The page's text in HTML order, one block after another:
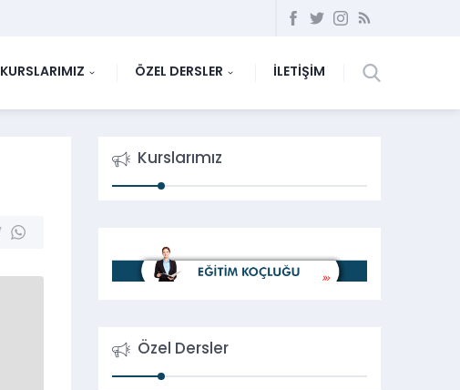
KURSLARIMIZ ÖZEL DERSLER İLETİŞİM
Kurslarımız
Özel Dersler